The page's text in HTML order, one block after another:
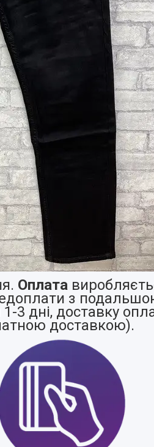
Оплата
з
3 дні, доставку
доставкою).